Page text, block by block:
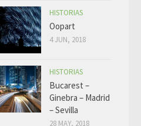
HISTORIAS
Oopart
4 JUN, 2018
HISTORIAS
Bucarest –
Ginebra – Madrid
– Sevilla
28 MAY, 2018